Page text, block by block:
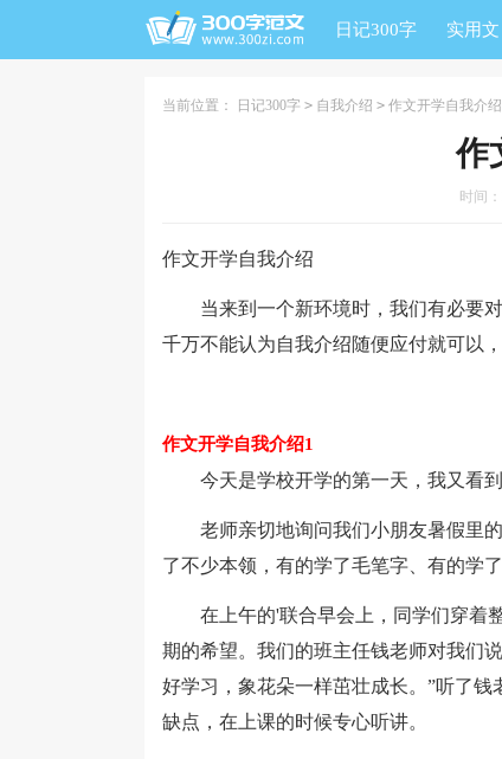
日记300字 实用文
当前位置： 日记300字 > 自我介绍 > 作文开学自我介绍
作
时间
作文开学自我介绍
当来到一个新环境时，我们有必要对
千万不能认为自我介绍随便应付就可以
作文开学自我介绍1
今天是学校开学的第一天，我又看到
老师亲切地询问我们小朋友暑假里的
了不少本领，有的学了毛笔字、有的学
在上午的'联合早会上，同学们穿着整
期的希望。我们的班主任钱老师对我们
好学习，象花朵一样茁壮成长。”听了
缺点，在上课的时候专心听讲。